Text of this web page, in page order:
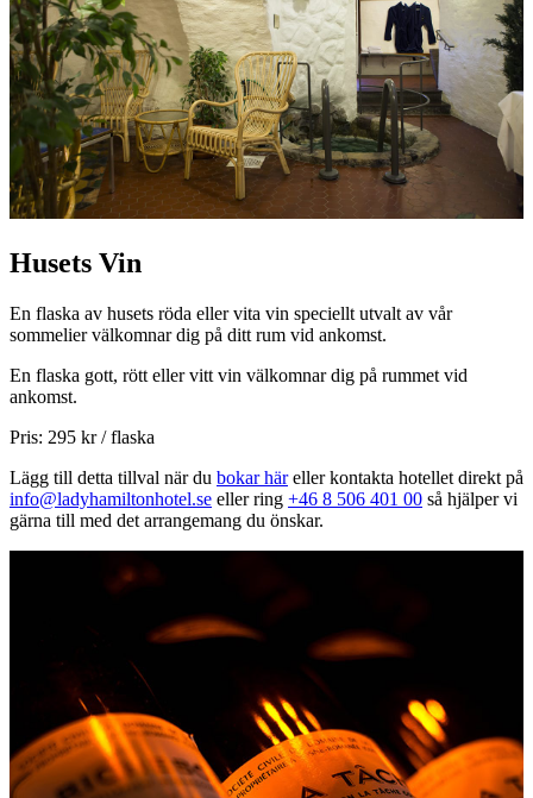
Husets Vin
En flaska av husets röda eller vita vin speciellt utvalt av vår
sommelier välkomnar dig på ditt rum vid ankomst.
En flaska gott, rött eller vitt vin välkomnar dig på rummet vid
ankomst.
Pris: 295 kr / flaska
Lägg till detta tillval när du bokar häreller kontakta hotellet direkt på
info@ladyhamiltonhotel.se eller ring +46 8 506 401 00 så hjälper vi
gärna till med det arrangemang du önskar.